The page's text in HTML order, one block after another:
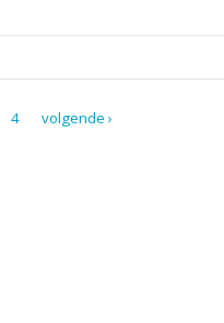
4 volgende ›